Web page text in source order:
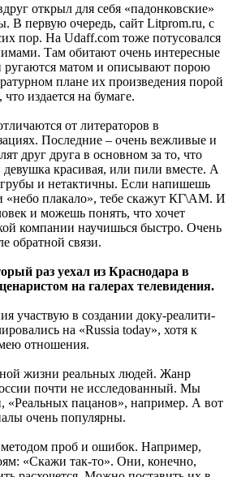
открыл для себя «падонковские»
В первую очередь, сайт Litprom.ru, с
пор. На Udaff.com тоже потусовался
Там обитают очень интересные
ругаются матом и описывают порою
плане их произведения порой
издается на бумаге.
от литераторов в
Последние – очень вежливые и
друг друга в основном за то, что
красивая, или пили вместе. А
и нетактичны. Если напишешь
«небо плакало», тебе скажут КГ\АМ. И
и можешь понять, что хочет
компании научишься быстро. Очень
обратной связи.
раз уехал из Краснодара в
на галерах телевидения.
участвую в создании доку-реалити-
на «Russia today», хотя к
отношения.
жизни реальных людей. Жанр
почти не исследованный. Мы
«Реальных пацанов», например. А вот
очень популярны.
методом проб и ошибок. Например,
«Скажи так-то». Они, конечно,